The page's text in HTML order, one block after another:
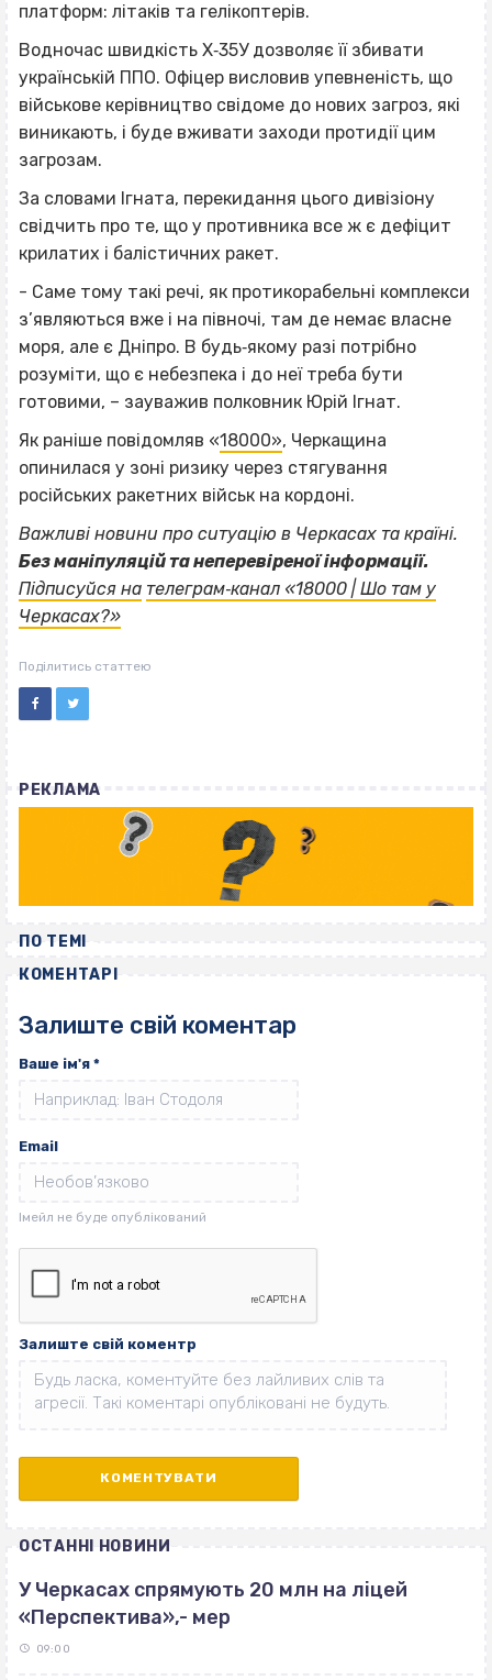
платформ: літаків та гелікоптерів.
Водночас швидкість Х‐35У дозволяє її збивати
українській ППО. Офіцер висловив упевненість, що
військове керівництво свідоме до нових загроз, які
виникають, і буде вживати заходи протидії цим
загрозам.
За словами Ігната, перекидання цього дивізіону
свідчить про те, що у противника все ж є дефіцит
крилатих і балістичних ракет.
- Саме тому такі речі, як протикорабельні комплекси
з’являються вже і на півночі, там де немає власне
моря, але є Дніпро. В будь‐якому разі потрібно
розуміти, що є небезпека і до неї треба бути
готовими, – зауважив полковник Юрій Ігнат.
Як раніше повідомляв «18000», Черкащина
опинилася у зоні ризику через стягування
російських ракетних військ на кордоні.
Важливі новини про ситуацію в Черкасах та країні.
Без маніпуляцій та неперевіреної інформації.
Підписуйся на телеграм‐канал «18000 | Шо там у
Черкасах?»
Поділитись статтею
РЕКЛАМА
ПО ТЕМІ
КОМЕНТАРІ
Залиште свій коментар
Ваше ім'я *
Email
Залиште свій коментр
ОСТАННІ НОВИНИ
У Черкасах спрямують 20 млн на ліцей
«Перспектива»,- мер
09:00